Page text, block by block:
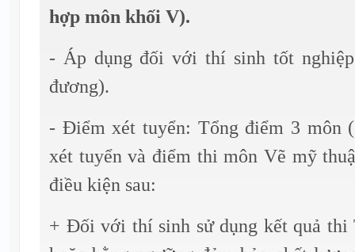
hợp môn khối V).
- Áp dụng đối với thí sinh tốt
đương).
- Điểm xét tuyển: Tổng điểm 3 môn
xét tuyển và điểm thi môn Vẽ mỹ
điều kiện sau:
+ Đối với thí sinh sử dụng kết quả thi